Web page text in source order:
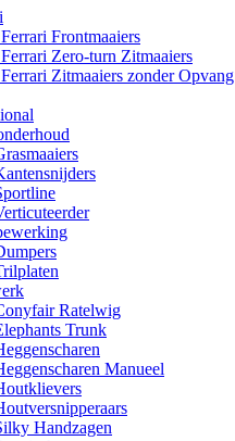
Frontmaaiers
Zero-turn Zitmaaiers
Zitmaaiers zonder Opvang
Ratelwig
Trunk
Manueel
Handzagen